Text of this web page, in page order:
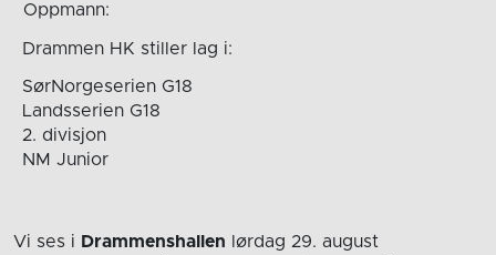
Oppmann:
Drammen HK stiller lag i:
SørNorgeserien G18
Landsserien G18
2. divisjon
NM Junior
Vi ses i Drammenshallen lørdag 29. august